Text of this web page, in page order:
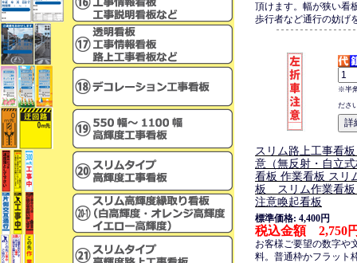
頂けます。幅が狭い看
歩行者など通行の妨げ
※半
ださ
スリム路上工事看
意（無反射・自立
看板 作業看板 スリ
板 スリム作業看板
注意喚起看板
標準価格: 4,400円
税込金額 2,750
お客様ご要望の数字や
料。普通枠かフラット